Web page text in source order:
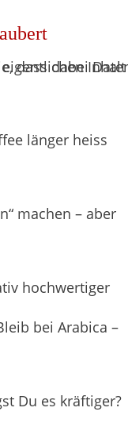
länger heiss
machen – aber
hochwertiger
bei Arabica –
Du es kräftiger?